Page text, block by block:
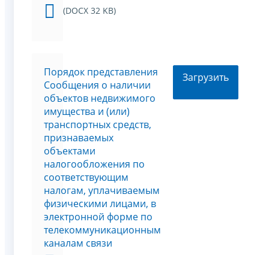
(DOCX 32 KB)
Порядок представления
Сообщения о наличии
объектов недвижимого
имущества и (или)
транспортных средств,
признаваемых
объектами
налогообложения по
соответствующим
налогам, уплачиваемым
физическими лицами, в
электронной форме по
телекоммуникационным
каналам связи
Загрузить